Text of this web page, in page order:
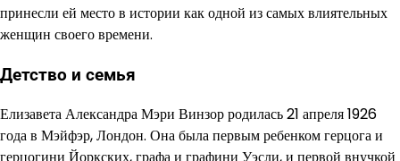
принесли ей место в истории как одной из самых влиятельных
женщин своего времени.
Детство и семья
Елизавета Александра Мэри Винзор родилась 21 апреля 1926
года в Мэйфэр, Лондон. Она была первым ребенком герцога и